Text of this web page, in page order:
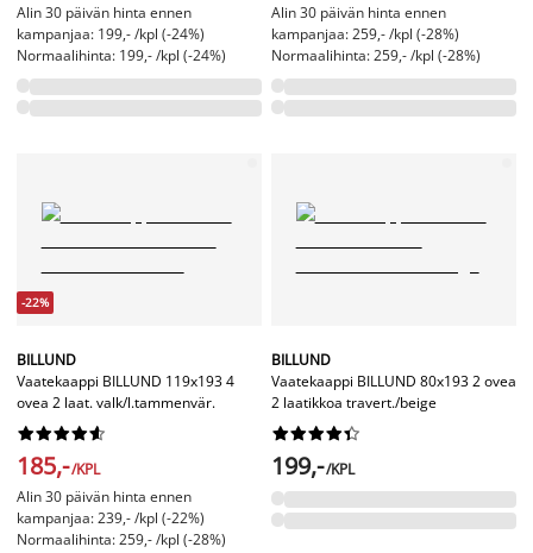
Alin 30 päivän hinta ennen
kampanjaa: 199,- /kpl (-24%)
Normaalihinta: 199,- /kpl (-24%)
Alin 30 päivän hinta ennen
kampanjaa: 259,- /kpl (-28%)
Normaalihinta: 259,- /kpl (-28%)
-22%
BILLUND
Vaatekaappi BILLUND 119x193 4
ovea 2 laat. valk/l.tammenvär.






185,-/KPL
Alin 30 päivän hinta ennen
kampanjaa: 239,- /kpl (-22%)
Normaalihinta: 259,- /kpl (-28%)
BILLUND
Vaatekaappi BILLUND 80x193 2 ovea
2 laatikkoa travert./beige






199,-/KPL